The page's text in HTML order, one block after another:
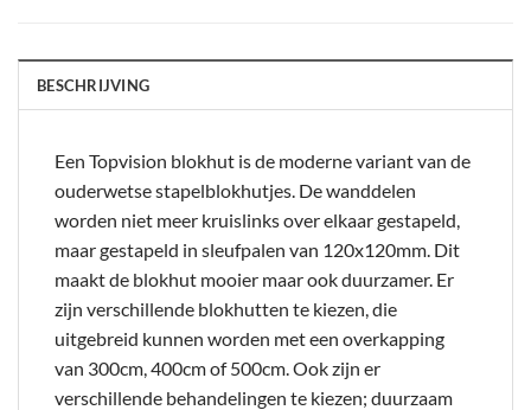
BESCHRIJVING
Een Topvision blokhut is de moderne variant van de
ouderwetse stapelblokhutjes. De wanddelen
worden niet meer kruislinks over elkaar gestapeld,
maar gestapeld in sleufpalen van 120x120mm. Dit
maakt de blokhut mooier maar ook duurzamer. Er
zijn verschillende blokhutten te kiezen, die
uitgebreid kunnen worden met een overkapping
van 300cm, 400cm of 500cm. Ook zijn er
verschillende behandelingen te kiezen; duurzaam